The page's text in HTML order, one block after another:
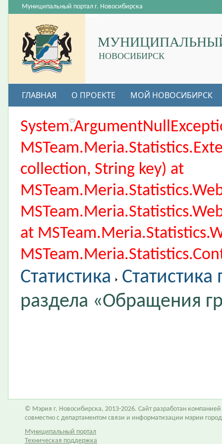
НОВОСИБИРСК
Муниципальный портал г. Новосибирска
ГЛАВНАЯ О ПРОЕКТЕ МОЙ НОВОСИБИРСК
ВАКАНСИИ
collection, String key) at
at
Статистика
раздела «Обращения
© Мэрия г. Новосибирска, 2013-2026. Сайт разработан компанией
совместно с департаментом связи и информатизации мэрии
Муниципальный портал
Техническая поддержка